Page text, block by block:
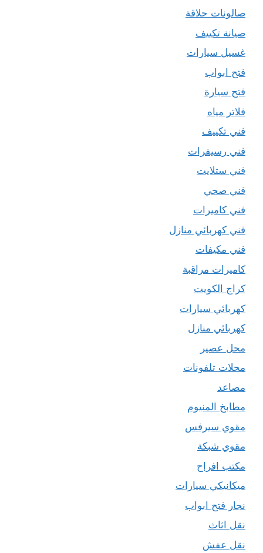
صالونات حلاقة
صيانة تكييف
غسيل سيارات
فتح ابواب
فتح سيارة
فلاتر مياه
فني تكييف
فني رسيفرات
فني ستلايت
فني صحي
فني كاميرات
فني كهربائي منازل
فني مكيفات
كاميرات مراقبة
كراج الكويت
كهربائي سيارات
كهربائي منازل
محل عصير
محلات تلفونات
مصاعد
مطابخ المنيوم
مقوي سيرفس
مقوي شبكة
مكتب افراح
ميكانيكي سيارات
نجار فتح ابواب
نقل اثاث
نقل عفش